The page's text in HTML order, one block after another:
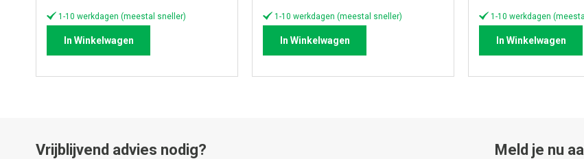
1-10 werkdagen (meestal sneller)
In Winkelwagen
1-10 werkdagen (meestal sneller)
In Winkelwagen
1-10 werkdagen
In Winkelwagen
Vrijblijvend advies nodig? Meld je nu